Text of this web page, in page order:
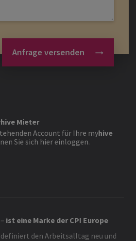
Anfrage versenden
hive Mieter
Account für Ihre myhive
Sie sich hier einloggen.
– ist eine Marke der CPI Europe
definiert den Arbeitsalltag neu und